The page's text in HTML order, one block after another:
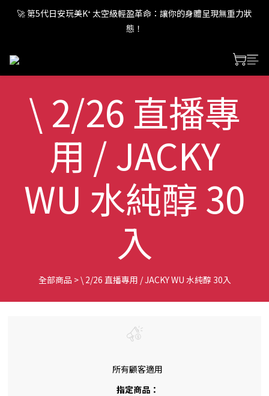
🚀 第5代日安玩美K⁺ 太空級輕盈革命：讓你的身體呈現無重力狀
態！
🚀 第5代日安玩美K⁺ 太空級輕盈革命：讓你的身體呈現無重力狀
態！
🚀 第5代日安玩美K⁺ 太空級輕盈革命：讓你的身體呈現無重力狀
\ 2/26 直播專
用 / JACKY
WU 水純醇 30
入
全部商品 >\ 2/26 直播專用 / JACKY WU 水純醇 30入
所有顧客適用
指定商品：